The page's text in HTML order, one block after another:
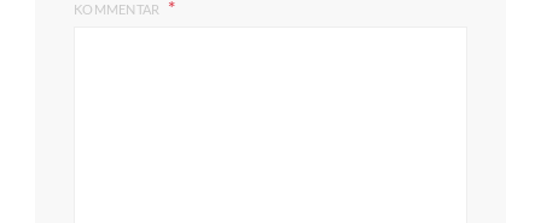
KOMMENTAR